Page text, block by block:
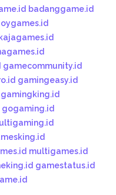
badanggame.id
gamecommunity.id
gamingeasy.id
gamingking.id
gogaming.id
multigames.id
gamestatus.id